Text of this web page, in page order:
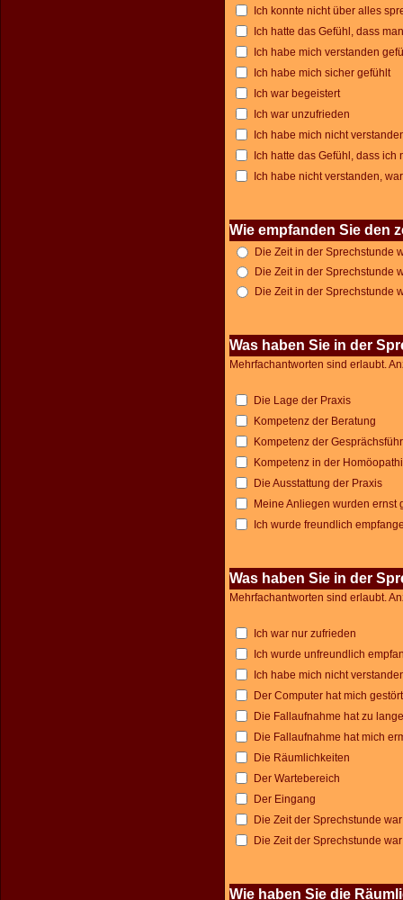
Ich konnte nicht über alles
Ich hatte das Gefühl, dass
Ich habe mich verstanden
Ich habe mich sicher gefühlt
Ich war begeistert
Ich war unzufrieden
Ich habe mich nicht
Ich hatte das Gefühl, dass
Ich habe nicht verstanden,
Wie empfanden Sie den
Die Zeit in der Sprechstunde
Die Zeit in der Sprechstunde
Die Zeit in der Sprechstunde
Was haben Sie in der
Mehrfachantworten sind erlaubt.
Die Lage der Praxis
Kompetenz der Beratung
Kompetenz der
Kompetenz in der
Die Ausstattung der Praxis
Meine Anliegen wurden ernst
Ich wurde freundlich
Was haben Sie in der
Mehrfachantworten sind erlaubt.
Ich war nur zufrieden
Ich wurde unfreundlich
Ich habe mich nicht
Der Computer hat mich gestört
Die Fallaufnahme hat zu
Die Fallaufnahme hat mich
Die Räumlichkeiten
Der Wartebereich
Der Eingang
Die Zeit der Sprechstunde
Die Zeit der Sprechstunde
Wie haben Sie die